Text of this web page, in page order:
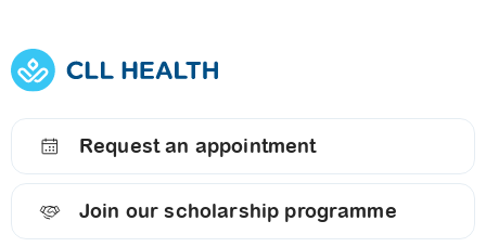
Request an appointment
Join our scholarship programme